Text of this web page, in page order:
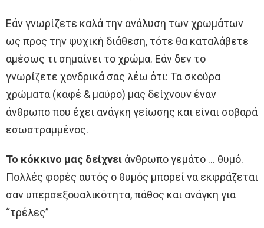
Εάν γνωρίζετε καλά την ανάλυση των χρωμάτων
ως προς την ψυχική διάθεση, τότε θα καταλάβετε
αμέσως τι σημαίνει το χρώμα. Εάν δεν το
γνωρίζετε χονδρικά σας λέω ότι: Τα σκούρα
χρώματα (καφέ & μαύρο) μας δείχνουν έναν
άνθρωπο που έχει ανάγκη γείωσης και είναι σοβαρά
εσωστραμμένος.
Το κόκκινο μας δείχνει άνθρωπο γεμάτο … θυμό.
Πολλές φορές αυτός ο θυμός μπορεί να εκφράζεται
σαν υπερσεξουαλικότητα, πάθος και ανάγκη για
“τρέλες”